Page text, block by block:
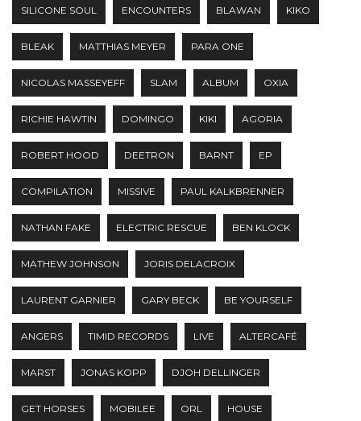
SILICONE SOUL ENCOUNTERS BLAWAN KIKO
BLEAK MATTHIAS MEYER PARA ONE
NICOLAS MASSEYEFF SLAM ALBUM OXIA
RICHIE HAWTIN DOMINGO KIKI AGORIA
ROBERT HOOD DEETRON BARNT EP
COMPILATION MISSIVE PAUL KALKBRENNER
NATHAN FAKE ELECTRIC RESCUE BEN KLOCK
MATHEW JOHNSON JORIS DELACROIX
LAURENT GARNIER GARY BECK BE YOURSELF
ANGERS TIMID RECORDS LIVE ALTERCAFÉ
MARST JONAS KOPP DJOH DELLINGER
GET HORSES MOBILEE ORL HOUSE